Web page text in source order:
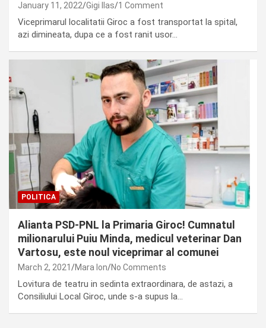
January 11, 2022 Gigi Ilas 1 Comment
Viceprimarul localitatii Giroc a fost transportat la spital,
azi dimineata, dupa ce a fost ranit usor…
POLITICA
Alianta PSD-PNL la Primaria Giroc! Cumnatul
milionarului Puiu Minda, medicul veterinar Dan
Vartosu, este noul viceprimar al comunei
March 2, 2021 Mara Ion No Comments
Lovitura de teatru in sedinta extraordinara, de astazi, a
Consiliului Local Giroc, unde s-a supus la…